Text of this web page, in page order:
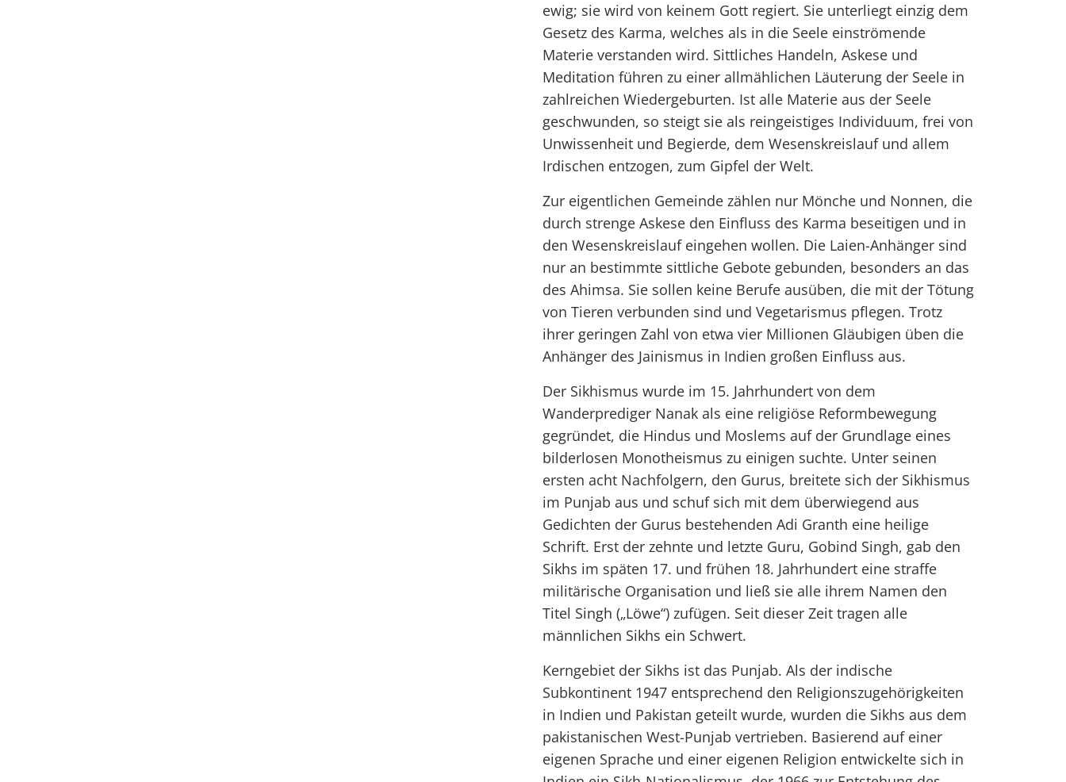
ewig; sie wird von keinem Gott regiert. Sie unterliegt einzig dem
Gesetz des Karma, welches als in die Seele einströmende
Materie verstanden wird. Sittliches Handeln, Askese und
Meditation führen zu einer allmählichen Läuterung der Seele in
zahlreichen Wiedergeburten. Ist alle Materie aus der Seele
geschwunden, so steigt sie als reingeistiges Individuum, frei von
Unwissenheit und Begierde, dem Wesenskreislauf und allem
Irdischen entzogen, zum Gipfel der Welt.
Zur eigentlichen Gemeinde zählen nur Mönche und Nonnen, die
durch strenge Askese den Einfluss des Karma beseitigen und in
den Wesenskreislauf eingehen wollen. Die Laien-Anhänger sind
nur an bestimmte sittliche Gebote gebunden, besonders an das
des Ahimsa. Sie sollen keine Berufe ausüben, die mit der Tötung
von Tieren verbunden sind und Vegetarismus pflegen. Trotz
ihrer geringen Zahl von etwa vier Millionen Gläubigen üben die
Anhänger des Jainismus in Indien großen Einfluss aus.
Der Sikhismus wurde im 15. Jahrhundert von dem
Wanderprediger Nanak als eine religiöse Reformbewegung
gegründet, die Hindus und Moslems auf der Grundlage eines
bilderlosen Monotheismus zu einigen suchte. Unter seinen
ersten acht Nachfolgern, den Gurus, breitete sich der Sikhismus
im Punjab aus und schuf sich mit dem überwiegend aus
Gedichten der Gurus bestehenden Adi Granth eine heilige
Schrift. Erst der zehnte und letzte Guru, Gobind Singh, gab den
Sikhs im späten 17. und frühen 18. Jahrhundert eine straffe
militärische Organisation und ließ sie alle ihrem Namen den
Titel Singh („Löwe“) zufügen. Seit dieser Zeit tragen alle
männlichen Sikhs ein Schwert.
Kerngebiet der Sikhs ist das Punjab. Als der indische
Subkontinent 1947 entsprechend den Religionszugehörigkeiten
in Indien und Pakistan geteilt wurde, wurden die Sikhs aus dem
pakistanischen West-Punjab vertrieben. Basierend auf einer
eigenen Sprache und einer eigenen Religion entwickelte sich in